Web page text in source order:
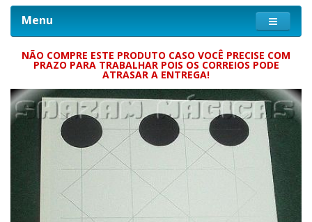
Menu
NÃO COMPRE ESTE PRODUTO CASO VOCÊ PRECISE COM
PRAZO PARA TRABALHAR POIS OS CORREIOS PODE
ATRASAR A ENTREGA!